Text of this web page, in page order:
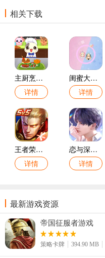
相关下载
主厨烹饪日记手游
详情
闺蜜大战手游
详情
王者荣耀游戏(S40命若星火)
详情
恋与深空游戏
详情
最新游戏资源
帝国征服者游戏
策略卡牌 394.90 MB